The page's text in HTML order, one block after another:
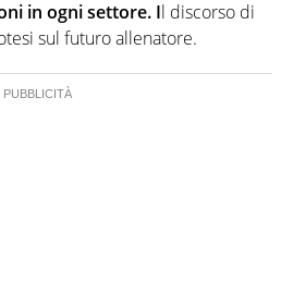
in ogni settore. Il discorso di
sul futuro allenatore.